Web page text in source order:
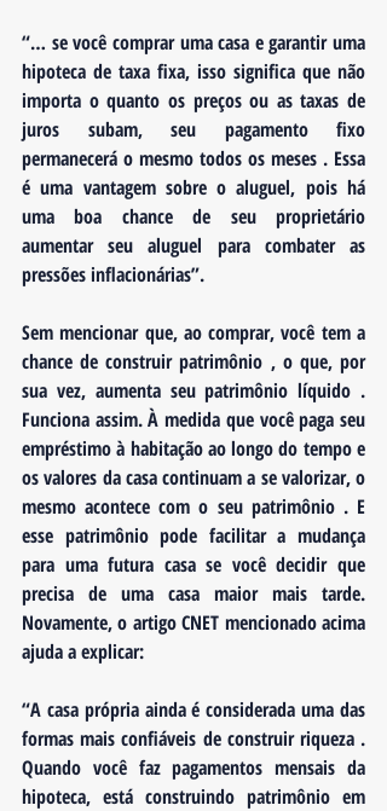
“… se você comprar uma casa e garantir uma
hipoteca de taxa fixa, isso significa que não
importa o quanto os preços ou as taxas de
juros subam, seu pagamento fixo
permanecerá o mesmo todos os meses . Essa
é uma vantagem sobre o aluguel, pois há
uma boa chance de seu proprietário
aumentar seu aluguel para combater as
pressões inflacionárias”.
Sem mencionar que, ao comprar, você tem a
chance de construir patrimônio , o que, por
sua vez, aumenta seu patrimônio líquido .
Funciona assim. À medida que você paga seu
empréstimo à habitação ao longo do tempo e
os valores da casa continuam a se valorizar, o
mesmo acontece com o seu patrimônio . E
esse patrimônio pode facilitar a mudança
para uma futura casa se você decidir que
precisa de uma casa maior mais tarde.
Novamente, o artigo CNET mencionado acima
ajuda a explicar:
“A casa própria ainda é considerada uma das
formas mais confiáveis ​​de construir riqueza .
Quando você faz pagamentos mensais da
hipoteca, está construindo patrimônio em